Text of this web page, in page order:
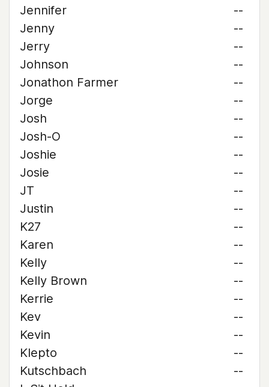
Jennifer
--
Jenny
--
Jerry
--
Johnson
--
Jonathon Farmer
--
Jorge
--
Josh
--
Josh-O
--
Joshie
--
Josie
--
JT
--
Justin
--
K27
--
Karen
--
Kelly
--
Kelly Brown
--
Kerrie
--
Kev
--
Kevin
--
Klepto
--
Kutschbach
--